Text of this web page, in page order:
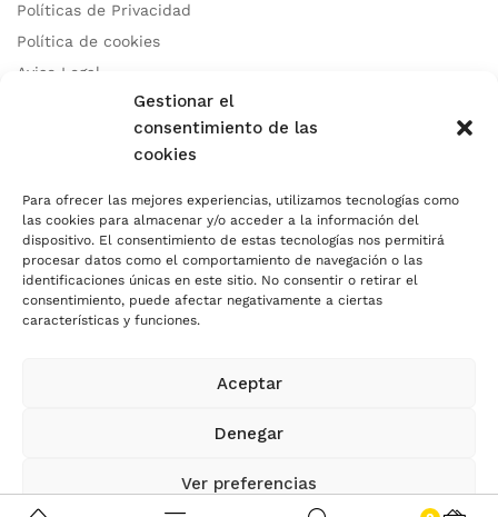
Gestionar el
consentimiento de las
cookies
Para ofrecer las mejores experiencias, utilizamos tecnologías como
las cookies para almacenar y/o acceder a la información del
dispositivo. El consentimiento de estas tecnologías nos permitirá
procesar datos como el comportamiento de navegación o las
identificaciones únicas en este sitio. No consentir o retirar el
consentimiento, puede afectar negativamente a ciertas
características y funciones.
Aceptar
Denegar
Ver preferencias
Políticas de Privacidad
Política de cookies
Aviso Legal
Teléfono:+34 678 97 83 46
Correo:info@autocaresidea.com
Dirección: Calle Carril de Guetara 35 Malaga, Malaga 29004
Usamos Métodos de Pagos Seguros